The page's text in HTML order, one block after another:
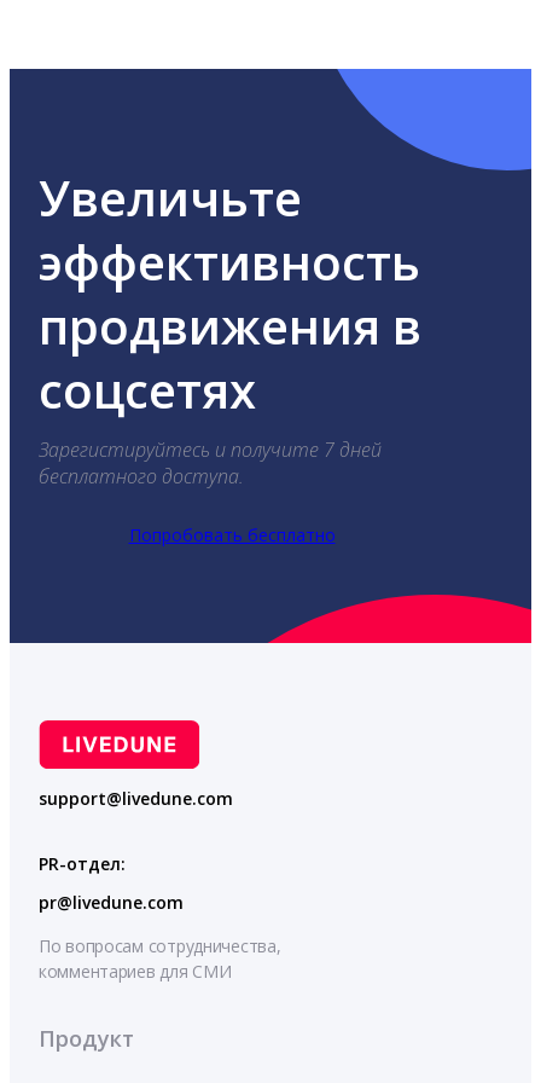
Увеличьте
эффективность
продвижения в
соцсетях
Зарегистируйтесь и получите 7 дней
бесплатного доступа.
Попробовать бесплатно
support@livedune.com
PR-отдел:
pr@livedune.com
По вопросам сотрудничества,
комментариев для СМИ
Продукт